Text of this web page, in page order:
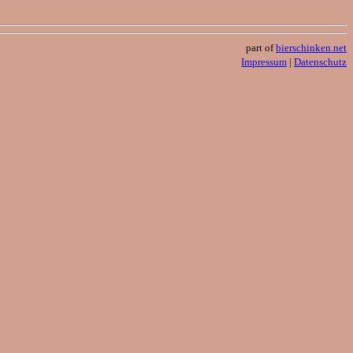
part ofbierschinken.net
Impressum | Datenschutz